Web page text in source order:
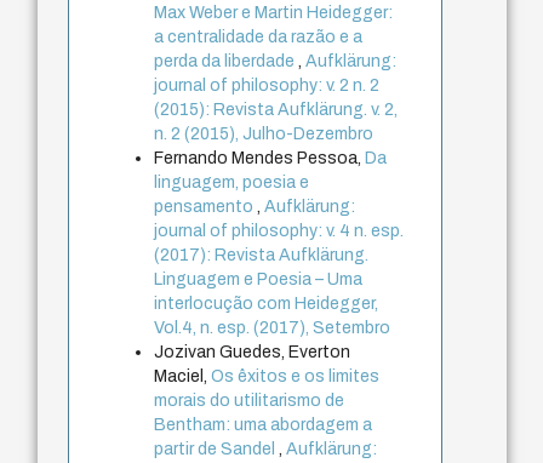
Max Weber e Martin Heidegger:
a centralidade da razão e a
perda da liberdade,Aufklärung:
journal of philosophy: v. 2 n. 2
(2015): Revista Aufklärung. v. 2,
n. 2 (2015), Julho-Dezembro
Fernando Mendes Pessoa, Da
linguagem, poesia e
pensamento,Aufklärung:
journal of philosophy: v. 4 n. esp.
(2017): Revista Aufklärung.
Linguagem e Poesia – Uma
interlocução com Heidegger,
Vol.4, n. esp. (2017), Setembro
Jozivan Guedes, Everton
Maciel,Os êxitos e os limites
morais do utilitarismo de
Bentham: uma abordagem a
partir de Sandel,Aufklärung: